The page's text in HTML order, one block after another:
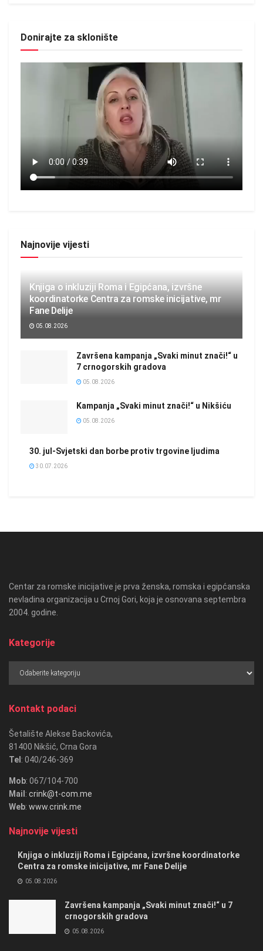
Donirajte za sklonište
Najnovije vijesti
Knjiga o inkluziji Roma i Egipćana, izvršne
koordinatorke Centra za romske inicijative, mr
Fane Delije
05.08.2026
Završena kampanja „Svaki minut znači!“ u
7 crnogorskih gradova
05.08.2026
Kampanja „Svaki minut znači!“ u Nikšiću
05.08.2026
30. jul-Svjetski dan borbe protiv trgovine ljudima
30.07.2026
Centar za romske inicijative je prva ženska, romska i egipćanska
nevladina organizacija u Crnoj Gori, koja je osnovana septembra
2004. godine.
Kategorije
Kategorije
Kontakt podaci
Šetalište Alekse Backovića,
81400 Nikšić, Crna Gora
Tel : 040/246-369
Mob: 067/104-700
Mail : crink@t-com.me
Web: www.crink.me
Najnovije vijesti
Knjiga o inkluziji Roma i Egipćana, izvršne koordinatorke
Centra za romske inicijative, mr Fane Delije
05.08.2026
Završena kampanja „Svaki minut znači!“ u 7
crnogorskih gradova
05.08.2026